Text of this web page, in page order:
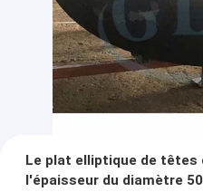
Le plat elliptique de têtes
l'épaisseur du diamètre